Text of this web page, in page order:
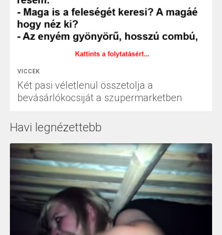
VICCEK
Két pasi véletlenül összetolja a
bevásárlókocsiját a szupermarketben
Havi legnézettebb